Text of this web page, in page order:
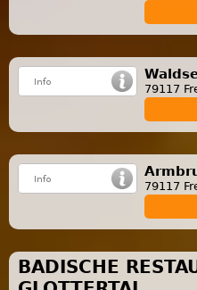
79117
79117
BADISCHE